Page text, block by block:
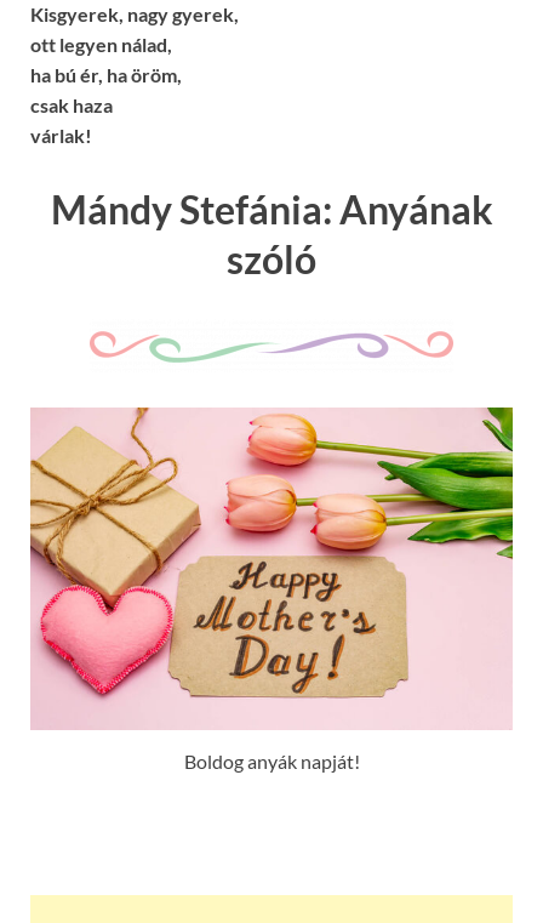
Kisgyerek, nagy gyerek,
ott legyen nálad,
ha bú ér, ha öröm,
csak haza
várlak!
Mándy Stefánia: Anyának
szóló
Boldog anyák napját!